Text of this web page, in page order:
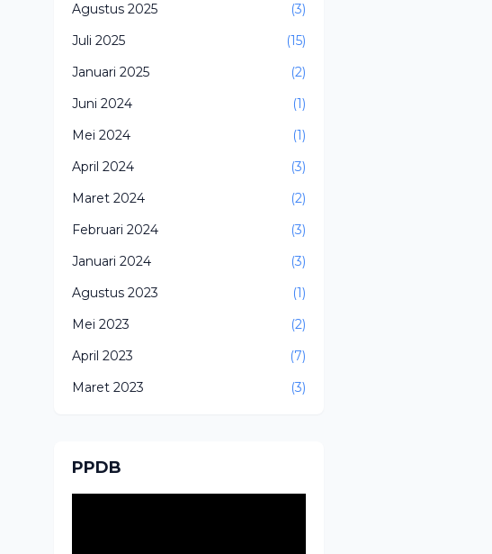
Agustus 2025
(3)
Juli 2025
(15)
Januari 2025
(2)
Juni 2024
(1)
Mei 2024
(1)
April 2024
(3)
Maret 2024
(2)
Februari 2024
(3)
Januari 2024
(3)
Agustus 2023
(1)
Mei 2023
(2)
April 2023
(7)
Maret 2023
(3)
PPDB